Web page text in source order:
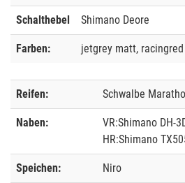
Schalthebel Shimano Deore
Farben: jetgrey matt,
Reifen: Schwalbe
Naben:
VR:Shimano DH-
HR:Shimano
Speichen: Niro